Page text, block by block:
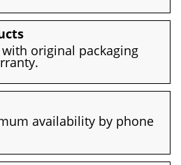
original packaging
availability by phone